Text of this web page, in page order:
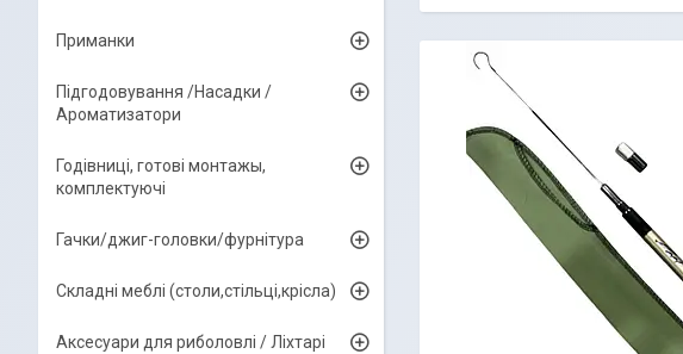
Приманки
Підгодовування /Насадки /
Ароматизатори
Годівниці, готові монтажы,
комплектуючі
Гачки/джиг-головки/фурнітура
Складні меблі (столи,стільці,крісла)
Аксесуари для риболовлі / Ліхтарі